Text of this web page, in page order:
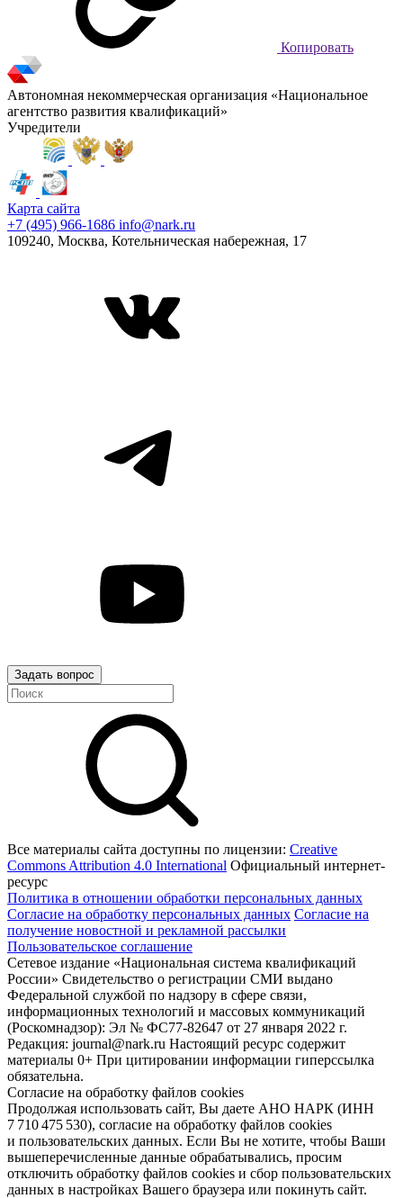
Копировать
Автономная некоммерческая организация «Национальное
агентство развития квалификаций»
Учредители
Карта сайта
+7 (495) 966-1686 info@nark.ru
109240, Москва, Котельническая набережная, 17
Задать вопрос
Все материалы сайта доступны по лицензии: Creative
Commons Attribution 4.0 International Официальный интернет-
ресурс
Политика в отношении обработки персональных данных
Согласие на обработку персональных данных Согласие на
получение новостной и рекламной рассылки
Пользовательское соглашение
Сетевое издание «Национальная система квалификаций
России» Свидетельство о регистрации СМИ выдано
Федеральной службой по надзору в сфере связи,
информационных технологий и массовых коммуникаций
(Роскомнадзор): Эл № ФС77-82647 от 27 января 2022 г.
Редакция: journal@nark.ru Настоящий ресурс содержит
материалы 0+ При цитировании информации гиперссылка
обязательна.
Согласие на обработку файлов cookies
Продолжая использовать сайт, Вы даете АНО НАРК (ИНН
7 710 475 530), согласие на обработку файлов cookies
и пользовательских данных. Если Вы не хотите, чтобы Ваши
вышеперечисленные данные обрабатывались, просим
отключить обработку файлов cookies и сбор пользовательских
данных в настройках Вашего браузера или покинуть сайт.